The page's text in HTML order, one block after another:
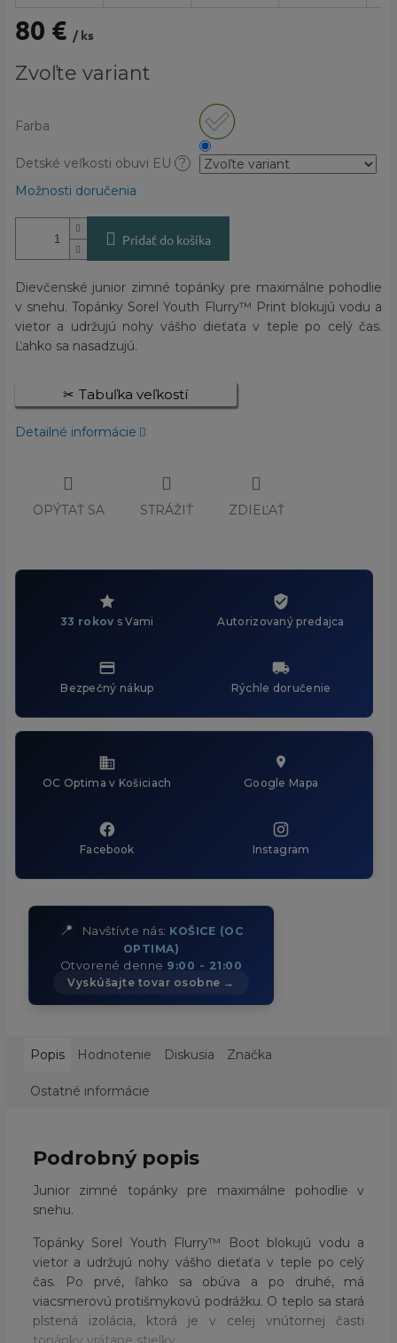
80 € / ks
cena:
Zvoľte variant
Farba
Detské veľkosti obuvi EU ?
Možnosti doručenia
Pridať do košíka
Dievčenské junior zimné topánky pre maximálne pohodlie
v snehu. Topánky Sorel Youth Flurry™ Print blokujú vodu a
vietor a udržujú nohy vášho dieťaťa v teple po celý čas.
Ľahko sa nasadzujú.
Tabuľka veľkostí
Detailné informácie
OPÝTAŤ SA STRÁŽIŤ ZDIEĽAŤ
33 rokov s Vami Autorizovaný predajca
Bezpečný nákup Rýchle doručenie
OC Optima v Košiciach Google Mapa
Facebook Instagram
📍 Navštívte nás: KOŠICE (OC
OPTIMA)
Otvorené denne 9:00 - 21:00
Vyskúšajte tovar osobne →
Popis Hodnotenie Diskusia Značka
Ostatné informácie
Podrobný popis
Junior zimné topánky pre maximálne pohodlie v
snehu.
Topánky Sorel Youth Flurry™ Boot blokujú vodu a
vietor a udržujú nohy vášho dieťaťa v teple po celý
čas. Po prvé, ľahko sa obúva a po druhé, má
viacsmerovú protišmykovú podrážku. O teplo sa stará
plstená izolácia, ktorá je v celej vnútornej časti